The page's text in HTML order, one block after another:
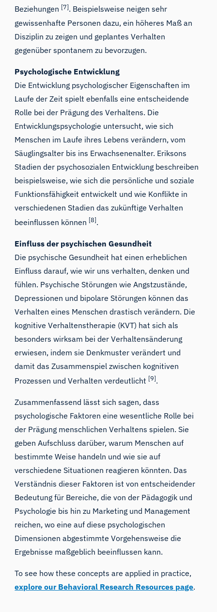
Beziehungen [7]. Beispielsweise neigen sehr
gewissenhafte Personen dazu, ein höheres Maß an
Disziplin zu zeigen und geplantes Verhalten
gegenüber spontanem zu bevorzugen.
Psychologische Entwicklung
Die Entwicklung psychologischer Eigenschaften im
Laufe der Zeit spielt ebenfalls eine entscheidende
Rolle bei der Prägung des Verhaltens. Die
Entwicklungspsychologie untersucht, wie sich
Menschen im Laufe ihres Lebens verändern, vom
Säuglingsalter bis ins Erwachsenenalter. Eriksons
Stadien der psychosozialen Entwicklung beschreiben
beispielsweise, wie sich die persönliche und soziale
Funktionsfähigkeit entwickelt und wie Konflikte in
verschiedenen Stadien das zukünftige Verhalten
beeinflussen können [8].
Einfluss der psychischen Gesundheit
Die psychische Gesundheit hat einen erheblichen
Einfluss darauf, wie wir uns verhalten, denken und
fühlen. Psychische Störungen wie Angstzustände,
Depressionen und bipolare Störungen können das
Verhalten eines Menschen drastisch verändern. Die
kognitive Verhaltenstherapie (KVT) hat sich als
besonders wirksam bei der Verhaltensänderung
erwiesen, indem sie Denkmuster verändert und
damit das Zusammenspiel zwischen kognitiven
Prozessen und Verhalten verdeutlicht [9].
Zusammenfassend lässt sich sagen, dass
psychologische Faktoren eine wesentliche Rolle bei
der Prägung menschlichen Verhaltens spielen. Sie
geben Aufschluss darüber, warum Menschen auf
bestimmte Weise handeln und wie sie auf
verschiedene Situationen reagieren könnten. Das
Verständnis dieser Faktoren ist von entscheidender
Bedeutung für Bereiche, die von der Pädagogik und
Psychologie bis hin zu Marketing und Management
reichen, wo eine auf diese psychologischen
Dimensionen abgestimmte Vorgehensweise die
Ergebnisse maßgeblich beeinflussen kann.
To see how these concepts are applied in practice,
explore our Behavioral Research Resources page.